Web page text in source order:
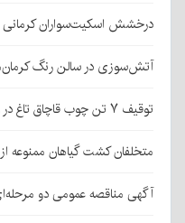
درخشش اسکیت‌سواران
آتش‌سوزی در سالن رنگ
توقیف ۷ تن چوب قاچاق تاغ در رفسنجان
متخلفان کشت گیاهان ممنوعه
آگهی مناقصه عمومی دو مرحله‌ای به شماره ۰۵-